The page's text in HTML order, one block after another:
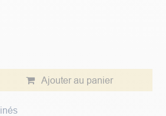
Ajouter au panier